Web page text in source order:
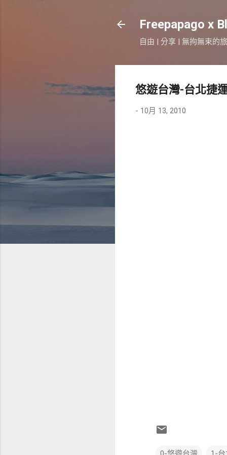
Freepapago x
自由 | 分享 | 無拘無束的
悠遊台灣-台北捷
- 10月 13, 2010